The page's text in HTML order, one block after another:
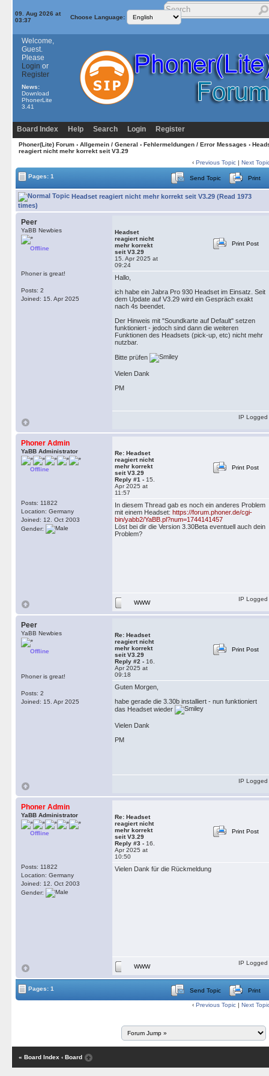
09. Aug 2026 at
03:37
Choose Language:
Welcome,
Guest.
Please
Login or
Register
News:
Download
PhonerLite
3.41
Board Index Help Search Login Register
Phoner(Lite) Forum› Allgemein / General › Fehlermeldungen / Error Messages ›
reagiert nicht mehr korrekt seit V3.29
‹ Previous Topic | Next
Pages: 1 Send Topic Print
Headset reagiert nicht mehr korrekt seit V3.29 (Read 1973
times)
Peer
YaBB Newbies
Offline
Phoner is great!
Posts: 2
Joined: 15. Apr 2025
Headset
reagiert nicht
mehr korrekt
seit V3.29
15. Apr 2025 at
09:24
Print Post
Hallo,
ich habe ein Jabra Pro 930 Headset im Einsatz. Seit
dem Update auf V3.29 wird ein Gespräch exakt
nach 4s beendet.
Der Hinweis mit "Soundkarte auf Default" setzen
funktioniert - jedoch sind dann die weiteren
Funktionen des Headsets (pick-up, etc) nicht mehr
nutzbar.
Bitte prüfen
Vielen Dank
PM
IP Logged
Phoner Admin
YaBB Administrator
Offline
Posts: 11822
Location: Germany
Joined: 12. Oct 2003
Gender:
Re: Headset
reagiert nicht
mehr korrekt
seit V3.29
Reply #1 - 15.
Apr 2025 at
11:57
Print Post
In diesem Thread gab es noch ein anderes Problem
mit einem Headset: https://forum.phoner.de/cgi-
bin/yabb2/YaBB.pl?num=1744141457
Löst bei dir die Version 3.30Beta eventuell auch dein
Problem?
WWW
IP Logged
Peer
YaBB Newbies
Offline
Phoner is great!
Posts: 2
Joined: 15. Apr 2025
Re: Headset
reagiert nicht
mehr korrekt
seit V3.29
Reply #2 - 16.
Apr 2025 at
09:18
Print Post
Guten Morgen,
habe gerade die 3.30b installiert - nun funktioniert
das Headset wieder
Vielen Dank
PM
IP Logged
Phoner Admin
YaBB Administrator
Offline
Posts: 11822
Location: Germany
Joined: 12. Oct 2003
Gender:
Re: Headset
reagiert nicht
mehr korrekt
seit V3.29
Reply #3 - 16.
Apr 2025 at
10:50
Print Post
Vielen Dank für die Rückmeldung
WWW
IP Logged
Pages: 1 Send Topic Print
‹ Previous Topic | Next
« Board Index ‹ Board